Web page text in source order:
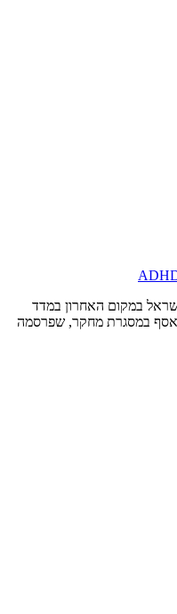
במקום האחרון במדד
נאסף במסגרת מחקר, שפרסמה